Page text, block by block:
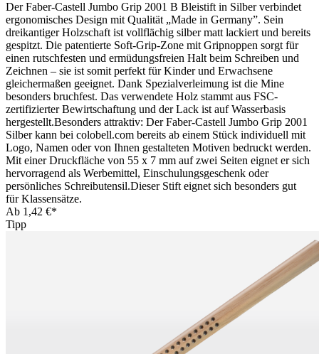
Der Faber-Castell Jumbo Grip 2001 B Bleistift in Silber verbindet
ergonomisches Design mit Qualität „Made in Germany”. Sein
dreikantiger Holzschaft ist vollflächig silber matt lackiert und bereits
gespitzt. Die patentierte Soft-Grip-Zone mit Gripnoppen sorgt für
einen rutschfesten und ermüdungsfreien Halt beim Schreiben und
Zeichnen – sie ist somit perfekt für Kinder und Erwachsene
gleichermaßen geeignet. Dank Spezialverleimung ist die Mine
besonders bruchfest. Das verwendete Holz stammt aus FSC-
zertifizierter Bewirtschaftung und der Lack ist auf Wasserbasis
hergestellt.Besonders attraktiv: Der Faber-Castell Jumbo Grip 2001
Silber kann bei colobell.com bereits ab einem Stück individuell mit
Logo, Namen oder von Ihnen gestalteten Motiven bedruckt werden.
Mit einer Druckfläche von 55 x 7 mm auf zwei Seiten eignet er sich
hervorragend als Werbemittel, Einschulungsgeschenk oder
persönliches Schreibutensil.Dieser Stift eignet sich besonders gut
für Klassensätze.
Ab 1,42 €*
Tipp